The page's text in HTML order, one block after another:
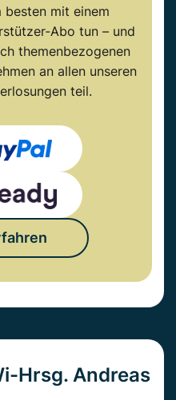
besten mit einem
Abo tun – und
themenbezogenen
an allen unseren
teil.
Hrsg. Andreas